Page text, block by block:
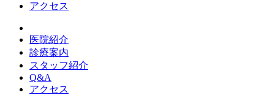
アクセス
医院紹介
診療案内
スタッフ紹介
Q&A
アクセス